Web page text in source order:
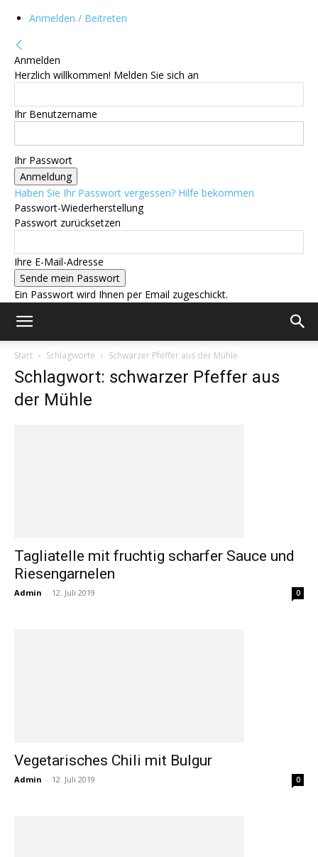
Anmelden / Beitreten
Anmelden
Herzlich willkommen! Melden Sie sich an
Ihr Benutzername
Ihr Passwort
Haben Sie Ihr Passwort vergessen? Hilfe bekommen
Passwort-Wiederherstellung
Passwort zurücksetzen
Ihre E-Mail-Adresse
Ein Passwort wird Ihnen per Email zugeschickt.
Start Schlagworte Schwarzer Pfeffer aus der Mühle
Schlagwort: schwarzer Pfeffer aus
der Mühle
Tagliatelle mit fruchtig scharfer Sauce und
Riesengarnelen
Admin - 12. Juli 2019 0
Vegetarisches Chili mit Bulgur
Admin - 12. Juli 2019 0